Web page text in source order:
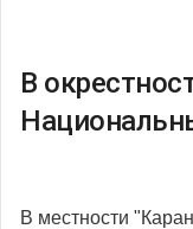
В
В местности